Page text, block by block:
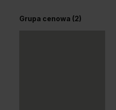
Grupa cenowa (2)